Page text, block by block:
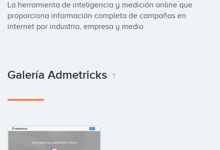
La herramienta de inteligencia y medición online que
proporciona información completa de campañas en
internet por industria, empresa y medio.
Galería Admetricks 1